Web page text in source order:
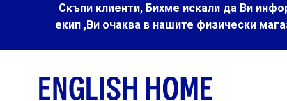
Скъпи клиенти, Бихме искали да Ви
екип ,Ви очаква в нашите физически